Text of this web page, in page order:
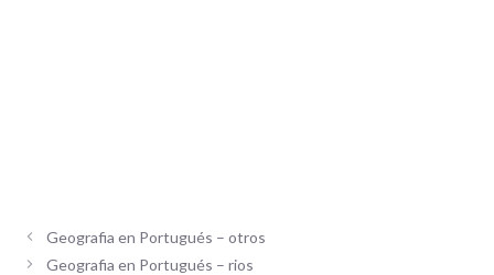
Geografia en Portugués – otros
Geografia en Portugués – rios